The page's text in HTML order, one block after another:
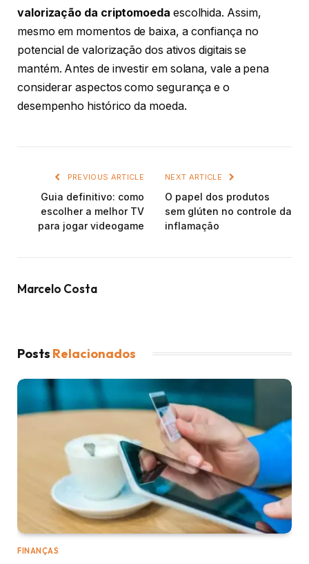
valorização da criptomoeda escolhida. Assim,
mesmo em momentos de baixa, a confiança no
potencial de valorização dos ativos digitais se
mantém. Antes de investir em solana, vale a pena
considerar aspectos como segurança e o
desempenho histórico da moeda.
PREVIOUS ARTICLE
Guia definitivo: como
escolher a melhor TV
para jogar videogame
NEXT ARTICLE
O papel dos produtos
sem glúten no controle da
inflamação
Marcelo Costa
Posts Relacionados
FINANÇAS